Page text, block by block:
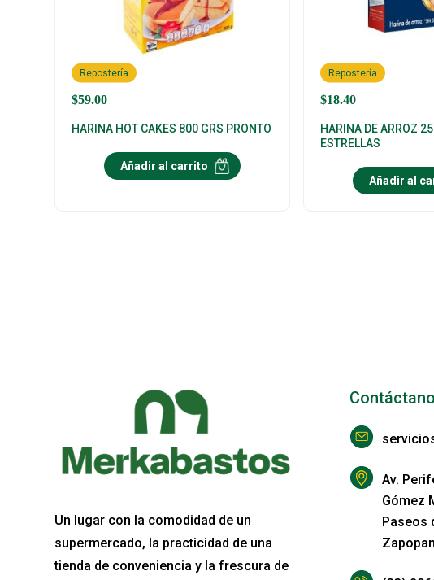
$59.00
Repostería
HARINA HOT CAKES 800 GRS PRONTO
Añadir al carrito
$18.40
Repostería
HARINA DE ARROZ
ESTRELLAS
Añadir al
Un lugar con la comodidad de un
supermercado, la practicidad de una
tienda de conveniencia y la frescura de
Av.
Gómez
Paseos